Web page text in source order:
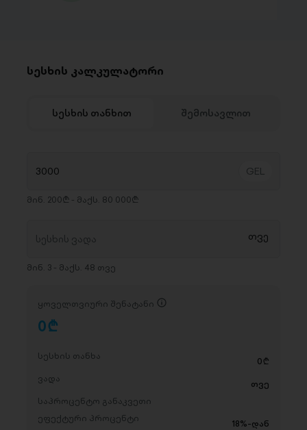
სესხის კალკულატორი
სესხის თანხით შემოსავლით
მინ. 200₾ - მაქს. 80 000₾
მინ. 3 - მაქს. 48 თვე
ყოველთვიური შენატანი
0D
სესხის თანხა 0 D
ვადა
თვე
საპროცენტო განაკვეთი
ეფექტური პროცენტი
18%-დან